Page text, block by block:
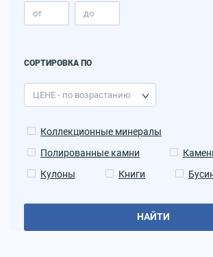
СОРТИРОВКА ПО
Коллекционные минералы
Полированные камни
Кулоны
Книги
НАЙТИ